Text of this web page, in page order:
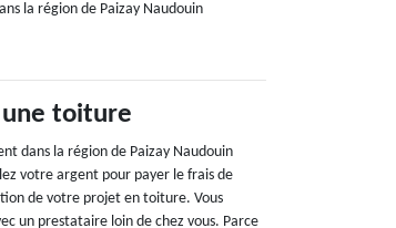
la région de Paizay Naudouin
toiture
dans la région de Paizay Naudouin
votre argent pour payer le frais de
de votre projet en toiture. Vous
un prestataire loin de chez vous. Parce